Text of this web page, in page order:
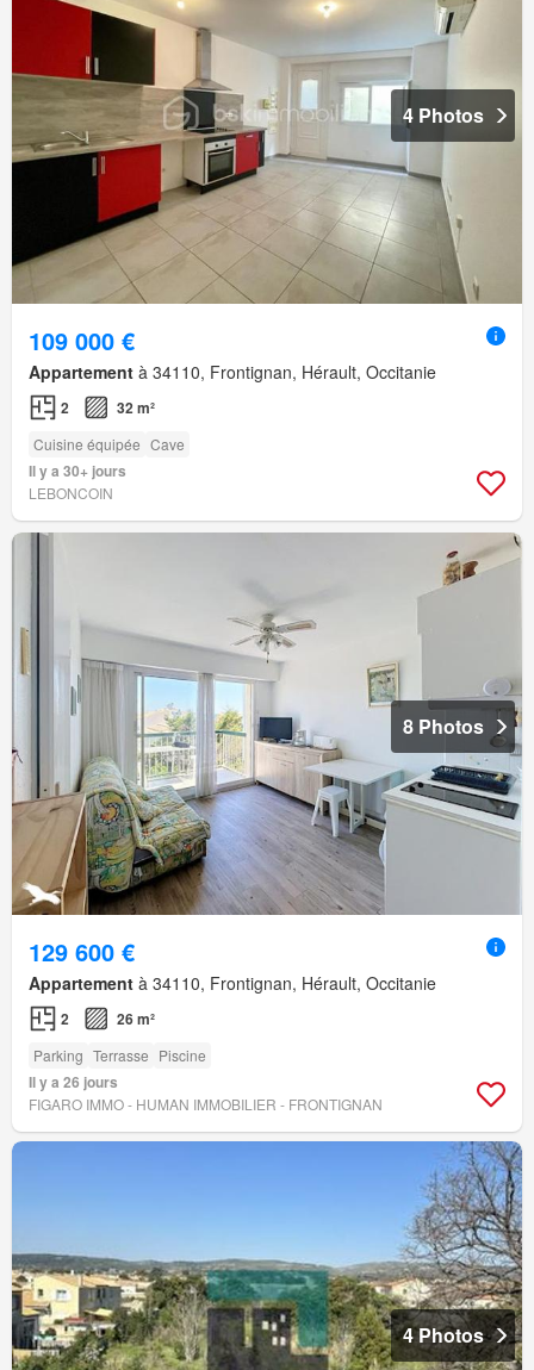
4 Photos
109 000 €
Appartement à 34110, Frontignan, Hérault, Occitanie
2 32 m²
Cuisine équipée Cave
Il y a 30+ jours
LEBONCOIN
8 Photos
129 600 €
Appartement à 34110, Frontignan, Hérault, Occitanie
2 26 m²
Parking Terrasse Piscine
Il y a 26 jours
FIGARO IMMO - HUMAN IMMOBILIER - FRONTIGNAN
4 Photos